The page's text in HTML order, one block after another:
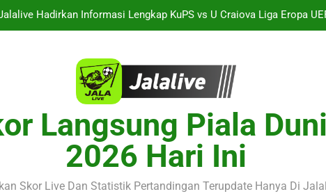
Hadirkan Informasi Lengkap KuPS vs U Craiova Liga Eropa
Jalalive Hadirkan Streaming Laga Pramusim Dua Tim Elite Italia AC
vs Getafe Club Friendly Dini Hari Ini Pukul 01.00 WIB Saksikan
Hadirkan Informasi Lengkap KuPS vs U Craiova Liga Eropa
Jalalive : Arsenal vs Real Betis Club Friendly Dini Hari Ini
Langsung Piala
2026 Hari Ini
Skor Live Dan Statistik Pertandingan Terupdate Hanya Di